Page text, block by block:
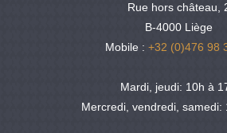
Rue hors château,
B-4000 Liège
Mobile : +32 (0)476 98
Mardi, jeudi: 10h à
Mercredi, vendredi, samedi: